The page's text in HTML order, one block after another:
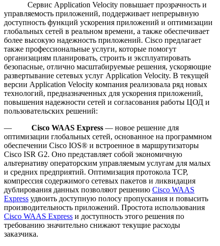
Сервис Application Velocity повышает прозрачность и
управляемость приложений, поддерживает непрерывную
доступность функций ускорения приложений и оптимизации
глобальных сетей в реальном времени, а также обеспечивает
более высокую надежность приложений. Cisco предлагает
также профессиональные услуги, которые помогут
организациям планировать, строить и эксплуатировать
безопасные, отлично масштабируемые решения, ускоряющие
развертывание сетевых услуг Application Velocity. В текущей
версии Application Velocity компания реализовала ряд новых
технологий, предназначенных для ускорения приложений,
повышения надежности сетей и согласования работы ЦОД и
пользовательских решений:
— Cisco WAAS Express — новое решение для
оптимизации глобальных сетей, основанное на программном
обеспечении Cisco IOS® и встроенное в маршрутизаторы
Cisco ISR G2. Оно представляет собой экономичную
альтернативу операторским управляемым услугам для малых
и средних предприятий. Оптимизация протокола TCP,
компрессия содержимого сетевых пакетов и ликвидация
дублирования данных позволяют решению Cisco WAAS
Express удвоить доступную полосу пропускания и повысить
производительность приложений. Простота использования
Cisco WAAS Express и доступность этого решения по
требованию значительно снижают текущие расходы
заказчика.